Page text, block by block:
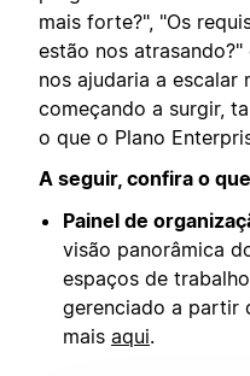
mais forte?", "Os
estão nos
nos ajudaria a escalar
começando a surgir,
o que o Plano
A seguir, confira o
Painel de
visão panorâmica
espaços de
gerenciado a partir
mais aqui.